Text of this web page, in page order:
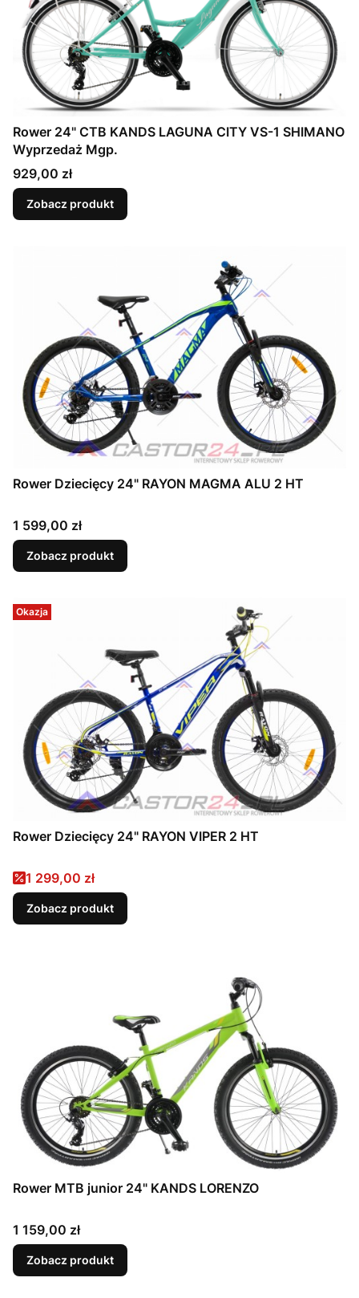
Rower 24" CTB KANDS LAGUNA CITY VS-1 SHIMANO
Wyprzedaż Mgp.
Cena
929,00 zł
Zobacz produkt
Rower Dziecięcy 24" RAYON MAGMA ALU 2 HT
Cena
1 599,00 zł
Zobacz produkt
Okazja
Rower Dziecięcy 24" RAYON VIPER 2 HT
Cena promocyjna
1 299,00 zł
Zobacz produkt
Rower MTB junior 24" KANDS LORENZO
Cena
1 159,00 zł
Zobacz produkt